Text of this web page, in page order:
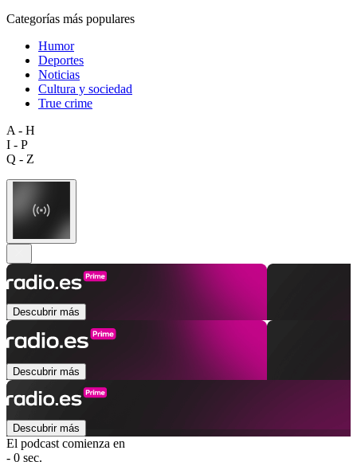
Categorías más populares
Humor
Deportes
Noticias
Cultura y sociedad
True crime
A - H
I - P
Q - Z
Descubrir más
Descubrir más
Descubrir más
El podcast comienza en
- 0 sec.